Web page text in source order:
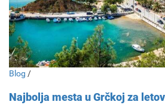
Blog /
Najbolja mesta u Grčkoj za